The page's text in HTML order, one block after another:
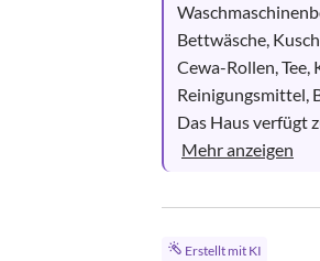
Bettwäsche,
Cewa-Rollen,
Reinigungsmittel,
Das Haus verfügt
Mehr anzeigen
Erstellt mit KI